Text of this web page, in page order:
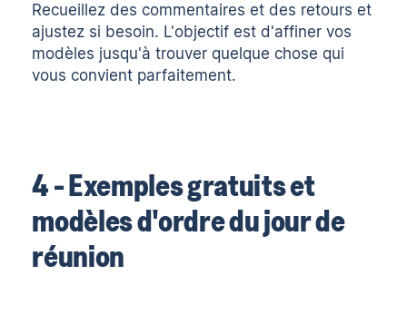
Recueillez des commentaires et des retours et
ajustez si besoin. L'objectif est d'affiner vos
modèles jusqu'à trouver quelque chose qui
vous convient parfaitement.
4 - Exemples gratuits et
modèles d'ordre du jour de
réunion